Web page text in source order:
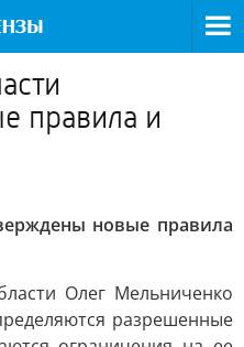
правила и
новые правила
Олег Мельниченко
разрешенные